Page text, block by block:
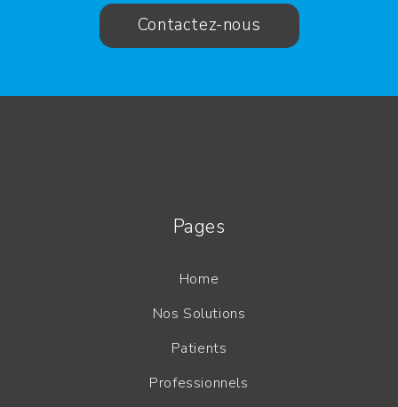
Contactez-nous
Pages
Home
Nos Solutions
Patients
Professionnels